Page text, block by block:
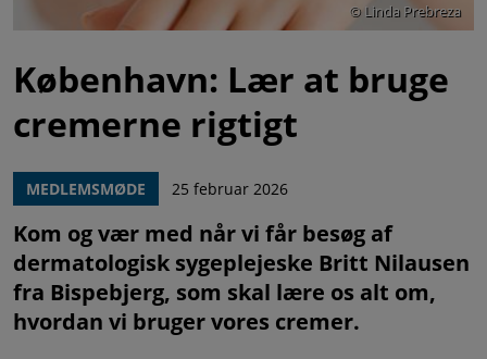
Copyright
Linda Prebreza
København: Lær at bruge
cremerne rigtigt
MEDLEMSMØDE 25 februar 2026
Kom og vær med når vi får besøg af
dermatologisk sygeplejeske Britt Nilausen
fra Bispebjerg, som skal lære os alt om,
hvordan vi bruger vores cremer.